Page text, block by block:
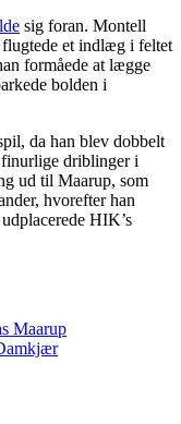
sig foran. Montell
et indlæg i feltet
formåede at lægge
bolden i
da han blev dobbelt
driblinger i
ud til Maarup, som
hvorefter han
HIK’s
Maarup